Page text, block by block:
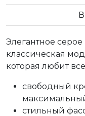
Элегантное
классическая
которая любит
свободный
стильный